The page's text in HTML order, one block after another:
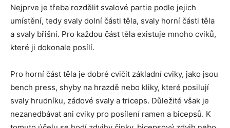
Nejprve je třeba rozdělit svalové partie podle jejich
umístění, tedy svaly dolní části těla, svaly horní části těla
a svaly břišní. Pro každou část těla existuje mnoho cviků,
které ji dokonale posílí.
Pro horní část těla je dobré cvičit základní cviky, jako jsou
bench press, shyby na hrazdě nebo kliky, které posilují
svaly hrudníku, zádové svaly a triceps. Důležité však je
nezanedbávat ani cviky pro posílení ramen a bicepsů. K